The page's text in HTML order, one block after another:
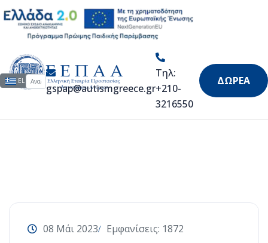
Επιλέξτε τη γλώσσα σας
EL Αναζήτηση...
gspap@autismgreece.gr
Τηλ:
+210-
3216550
ΔΩΡΕΑ
Αριάδνη ΙΙ
08 Μάι 2023 Εμφανίσεις: 1872